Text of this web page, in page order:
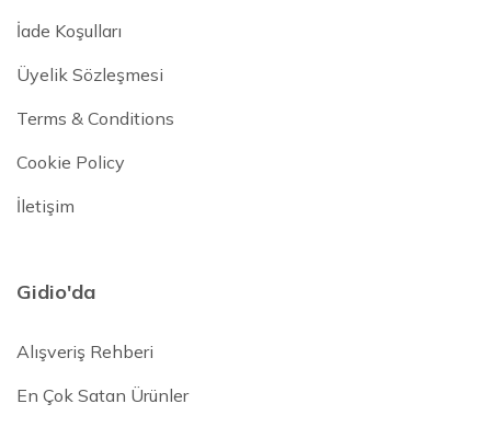
İade Koşulları
Üyelik Sözleşmesi
Terms & Conditions
Cookie Policy
İletişim
Gidio'da
Alışveriş Rehberi
En Çok Satan Ürünler